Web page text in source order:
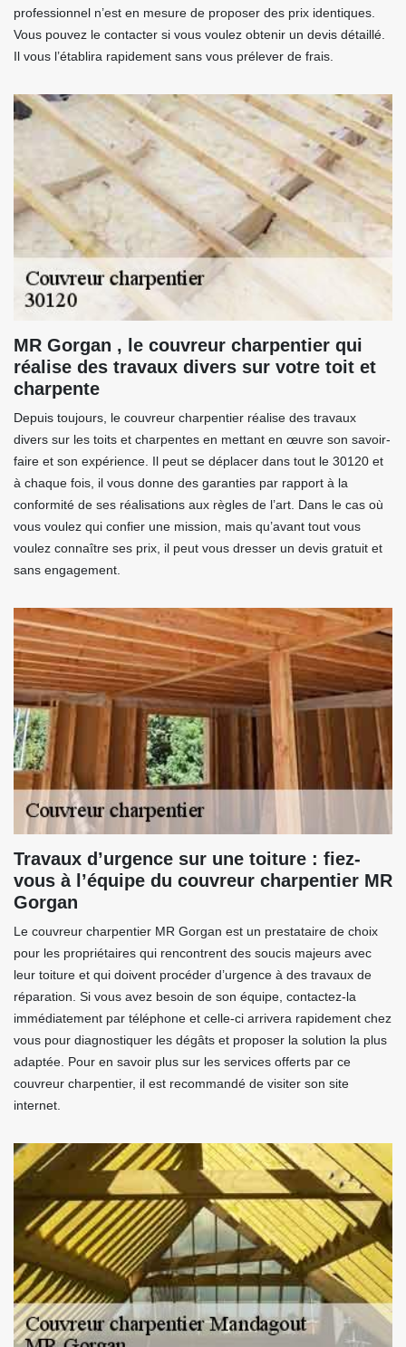
professionnel n’est en mesure de proposer des prix identiques.
Vous pouvez le contacter si vous voulez obtenir un devis détaillé.
Il vous l’établira rapidement sans vous prélever de frais.
MR Gorgan , le couvreur charpentier qui
réalise des travaux divers sur votre toit et
charpente
Depuis toujours, le couvreur charpentier réalise des travaux
divers sur les toits et charpentes en mettant en œuvre son savoir-
faire et son expérience. Il peut se déplacer dans tout le 30120 et
à chaque fois, il vous donne des garanties par rapport à la
conformité de ses réalisations aux règles de l’art. Dans le cas où
vous voulez qui confier une mission, mais qu’avant tout vous
voulez connaître ses prix, il peut vous dresser un devis gratuit et
sans engagement.
Travaux d’urgence sur une toiture : fiez-
vous à l’équipe du couvreur charpentier MR
Gorgan
Le couvreur charpentier MR Gorgan est un prestataire de choix
pour les propriétaires qui rencontrent des soucis majeurs avec
leur toiture et qui doivent procéder d’urgence à des travaux de
réparation. Si vous avez besoin de son équipe, contactez-la
immédiatement par téléphone et celle-ci arrivera rapidement chez
vous pour diagnostiquer les dégâts et proposer la solution la plus
adaptée. Pour en savoir plus sur les services offerts par ce
couvreur charpentier, il est recommandé de visiter son site
internet.